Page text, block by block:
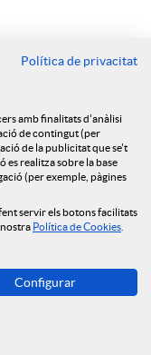
amb
al Grup
presència a Madrid
i l’Associació
renoven la
Política de privacitat
amb finalitats d'anàlisi
de contingut (per
de la publicitat que se't
es realitza sobre la base
(per exemple, pàgines
servir els botons facilitats
nostra Política de Cookies
Configurar